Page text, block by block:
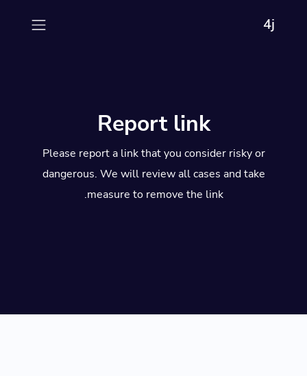
4j
Report link
Please report a link that you consider risky or
dangerous. We will review all cases and take
measure to remove the link.